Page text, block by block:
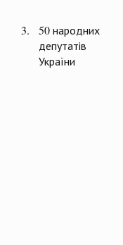
3.
50 народних
депутатів
України